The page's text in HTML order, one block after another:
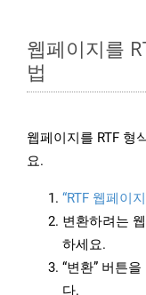
웹페이지를
법
웹페이지를 RTF 형
요.
“RTF 웹페이
변환하려는
하세요.
“변환” 버튼
다.